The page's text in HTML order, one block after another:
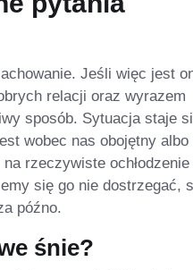
Jeśli więc jest
relacji oraz wyrazem
sposób. Sytuacja staje
wobec nas obojętny albo
rzeczywiste
się go nie dostrzegać,
późno.
śnie?